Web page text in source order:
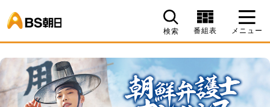
検索 番組表 メニュー